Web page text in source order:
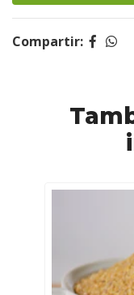
Compartir: